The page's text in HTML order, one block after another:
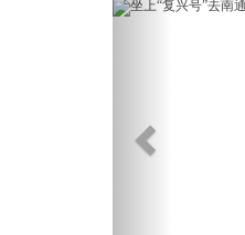
Previous